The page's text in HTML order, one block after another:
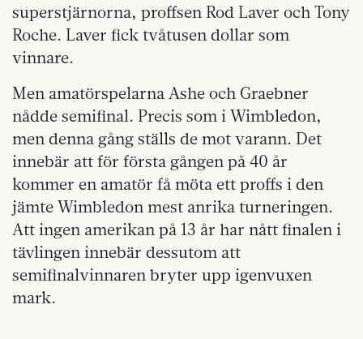
superstjärnorna, proffsen Rod Laver och Tony
Roche. Laver fick tvåtusen dollar som
vinnare.
Men amatörspelarna Ashe och Graebner
nådde semifinal. Precis som i Wimbledon,
men denna gång ställs de mot varann. Det
innebär att för första gången på 40 år
kommer en amatör få möta ett proffs i den
jämte Wimbledon mest anrika turneringen.
Att ingen amerikan på 13 år har nått finalen i
tävlingen innebär dessutom att
semifinalvinnaren bryter upp igenvuxen
mark.